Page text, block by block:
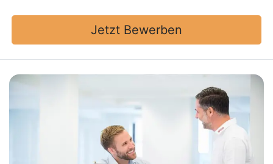
Jetzt Bewerben